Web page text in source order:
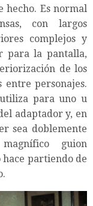
hecho. Es normal
con largos
complejos y
para la pantalla,
de los
entre personajes.
para uno u
adaptador y, en
sea doblemente
guion
hace partiendo de